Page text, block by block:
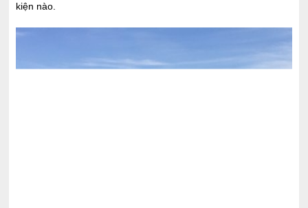
kiện nào.